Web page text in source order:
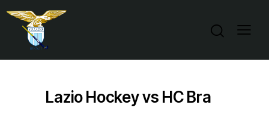
Lazio Hockey vs HC Bra